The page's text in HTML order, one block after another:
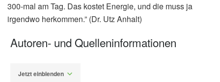
300-mal am Tag. Das kostet Energie, und die muss ja
irgendwo herkommen.” (Dr. Utz Anhalt)
Autoren- und Quelleninformationen
Jetzt einblenden